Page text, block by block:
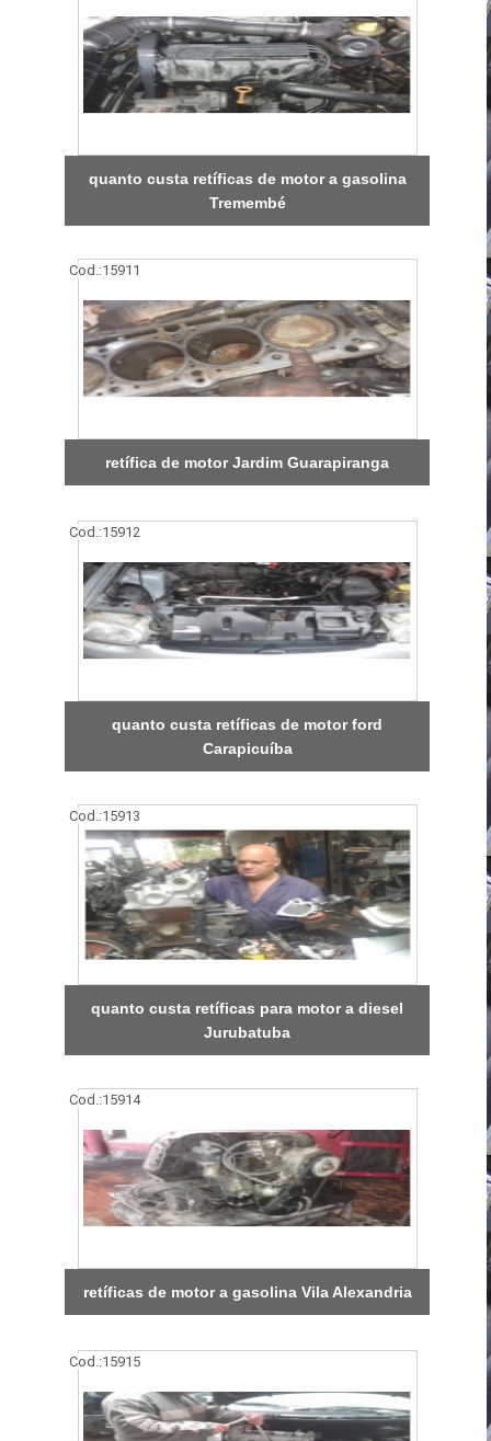
quanto custa retíficas de motor a gasolina
Tremembé
Cod.:15911
retífica de motor Jardim Guarapiranga
Cod.:15912
quanto custa retíficas de motor ford
Carapicuíba
Cod.:15913
quanto custa retíficas para motor a diesel
Jurubatuba
Cod.:15914
retíficas de motor a gasolina Vila Alexandria
Cod.:15915